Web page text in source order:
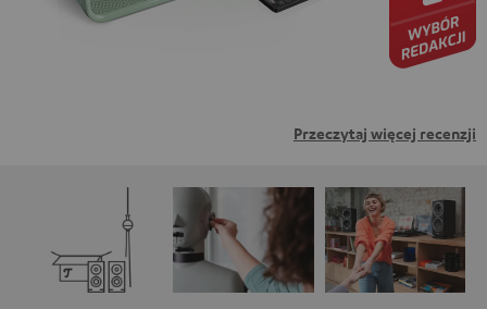
Przeczytaj więcej recenzji